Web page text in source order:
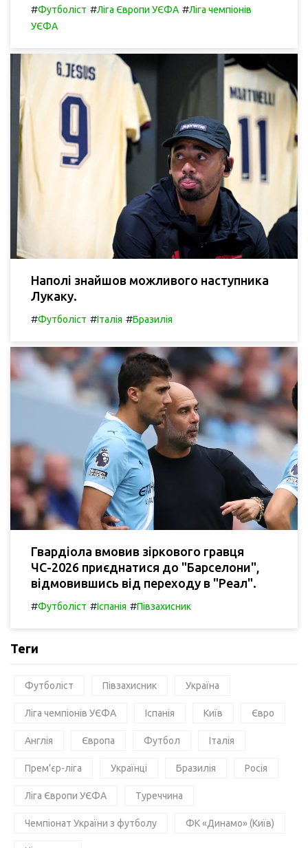
#Футболіст #Ліга Європи УЄФА #Ліга чемпіонів
УЄФА
Наполі знайшов можливого наступника
Лукаку.
#Футболіст #Італія #Бразилія
Гвардіола вмовив зіркового гравця
ЧС-2026 приєднатися до "Барселони",
відмовившись від переходу в "Реал".
#Футболіст #Іспанія #Півзахисник
Теги
Футболіст Півзахисник Україна
Ліга чемпіонів УЄФА Іспанія Київ Євро
Англія Європа Футбол Італія
Прем'єр-ліга Українці Бразилія Росія
Ліга Європи УЄФА Туреччина
Чемпіонат України з футболу ФК «Динамо» (Київ)